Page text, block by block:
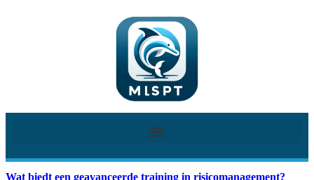
Wat biedt een geavanceerde training in risicomanagement?